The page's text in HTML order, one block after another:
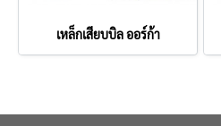
เหล็กเสียบบิล ออร์ก้า